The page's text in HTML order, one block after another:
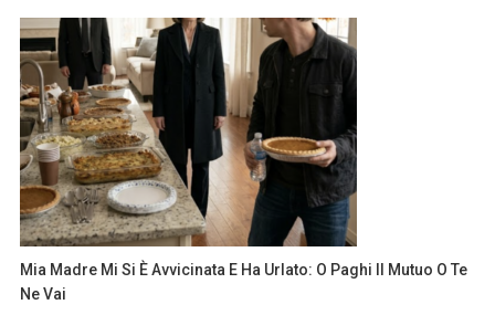
Mia Madre Mi Si È Avvicinata E Ha Urlato: O Paghi Il Mutuo O Te
Ne Vai